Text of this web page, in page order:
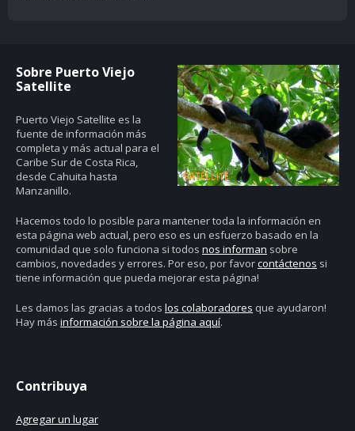
Sobre Puerto Viejo
Satellite
Puerto Viejo Satellite es la
fuente de información más
completa y más actual para el
Caribe Sur de Costa Rica,
desde Cahuita hasta
Manzanillo.
Hacemos todo lo posible para mantener toda la información en
esta página web actual, pero eso es un esfuerzo basado en la
comunidad que solo funciona si todos nos informan sobre
cambios, novedades y errores. Por eso, por favorcontáctenos si
tiene información que pueda mejorar esta página!
Les damos las gracias a todos los colaboradores que ayudaron!
Hay más información sobre la página aquí.
Contribuya
Agregar un lugar